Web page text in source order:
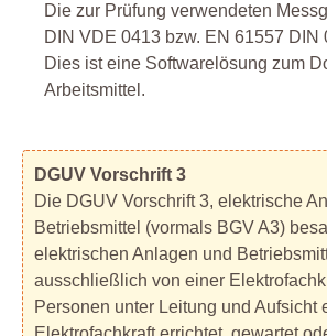
Die zur Prüfung verwendeten
DIN VDE 0413 bzw. EN 61557 DIN
Dies ist eine Softwarelösung zum
Arbeitsmittel.
DGUV Vorschrift 3
Die DGUV Vorschrift 3, elektrische
Betriebsmittel (vormals BGV A3)
elektrischen Anlagen und
ausschließlich von einer
Personen unter Leitung und Aufsicht